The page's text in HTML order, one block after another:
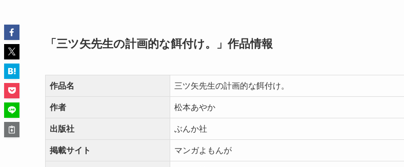
「三ツ矢先生の計画的な餌付け。」作品情報
作品名 三ツ矢先生の計画的な餌付け。
作者 松本あやか
出版社 ぶんか社
掲載サイト マンガよもんが